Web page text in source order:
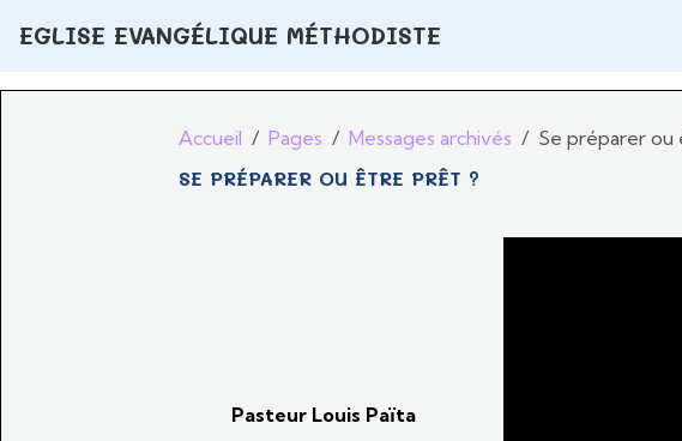
EGLISE EVANGÉLIQUE MÉTHODISTE
Accueil Pages Messages archivés Se préparer
SE PRÉPARER OU ÊTRE PRÊT ?
Pasteur Louis Païta